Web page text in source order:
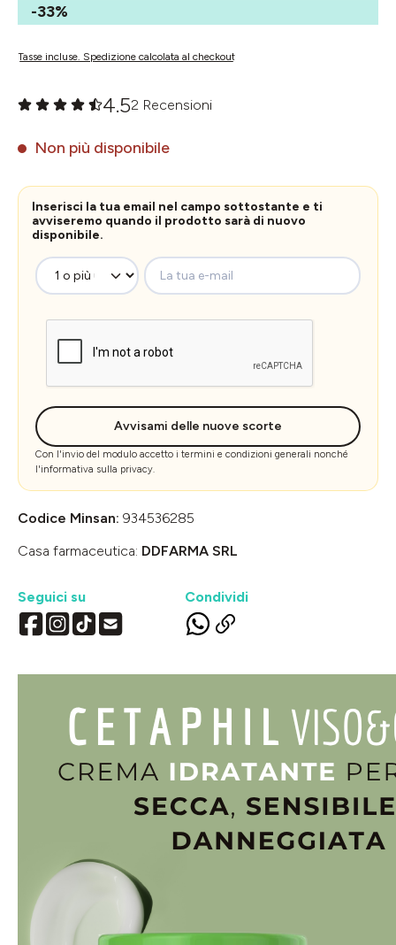
-33%
Tasse incluse. Spedizione calcolata al checkout
4.52 Recensioni
Non più disponibile
Inserisci la tua email nel campo sottostante e ti
avviseremo quando il prodotto sarà di nuovo
disponibile.
La tua e-mail
Avvisami delle nuove scorte
Con l'invio del modulo accetto i termini e condizioni generali nonché
l'informativa sulla privacy.
Codice Minsan: 934536285
Casa farmaceutica: DDFARMA SRL
Seguici su Condividi